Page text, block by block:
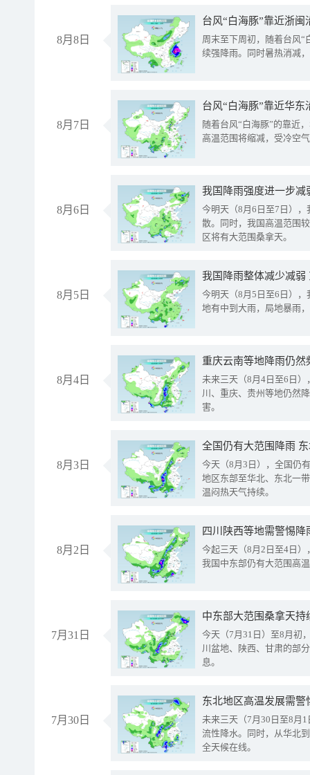
8月8日
台风“白海豚”靠近浙
周末至下周初，随着台风“
续强降雨。同时暑热消减
8月7日
台风“白海豚”靠近华
随着台风“白海豚”的靠近
高温范围将缩减，受冷空
8月6日
今明天（8月6日至7日）
散。同时，我国高温范围
区将有大范围桑拿天。
8月5日
我国降雨整体减少减弱
今明天（8月5日至6日）
地有中到大雨，局地暴雨
8月4日
重庆云南等地降雨仍然
未来三天（8月4日至6日
川、重庆、贵州等地仍然
害。
8月3日
全国仍有大范围降雨
今天（8月3日），全国仍
地区东部至华北、东北一
温闷热天气持续。
8月2日
今起三天（8月2日至4日
我国中东部仍有大范围高
7月31日
中东部大范围桑拿天
今天（7月31日）至8月初
川盆地、陕西、甘肃的部
息。
7月30日
东北地区高温发展需
未来三天（7月30日至8月
流性降水。同时，从华北
全天候在线。